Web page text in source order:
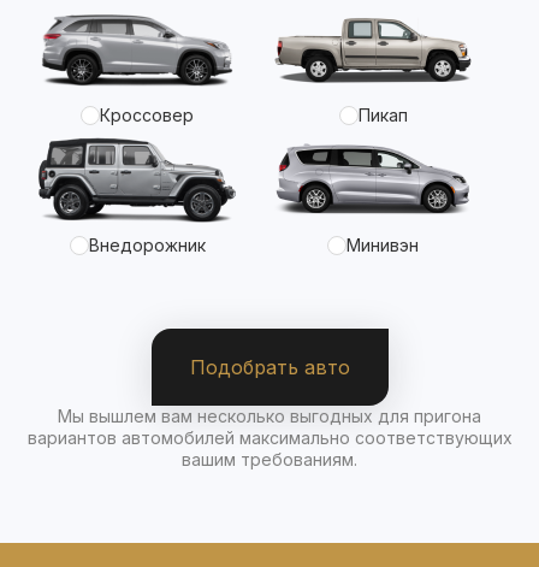
Кроссовер Пикап
Внедорожник Минивэн
Подобрать авто
Мы вышлем вам несколько выгодных для пригона
вариантов автомобилей максимально соответствующих
вашим требованиям.